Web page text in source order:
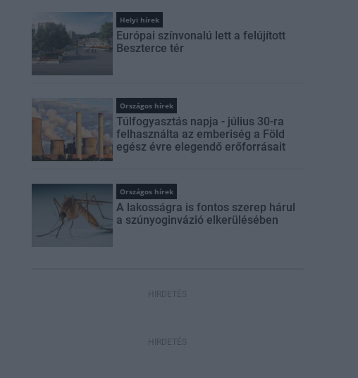
Helyi hírek
Európai színvonalú lett a felújított
Beszterce tér
Országos hírek
Túlfogyasztás napja - július 30-ra
felhasználta az emberiség a Föld
egész évre elegendő erőforrásait
Országos hírek
A lakosságra is fontos szerep hárul
a szúnyoginvázió elkerülésében
HIRDETÉS
HIRDETÉS